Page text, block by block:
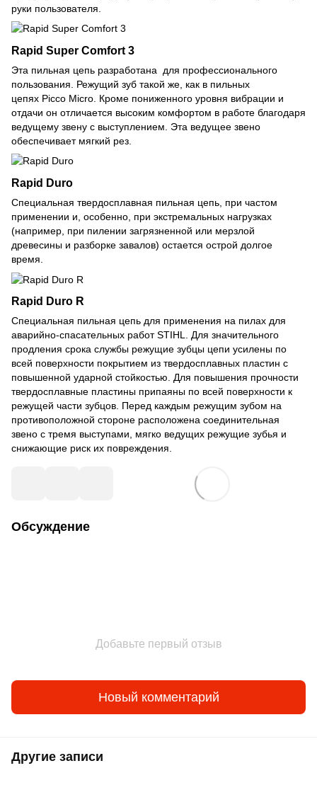
руки пользователя.
Rapid Super Comfort 3
Эта пильная цепь разработана для профессионального
пользования. Режущий зуб такой же, как в пильных
цепях Picco Micro. Кроме пониженного уровня вибрации и
отдачи он отличается высоким комфортом в работе благодаря
ведущему звену с выступлением. Эта ведущее звено
обеспечивает мягкий рез.
Rapid Duro
Специальная твердосплавная пильная цепь, при частом
применении и, особенно, при экстремальных нагрузках
(например, при пилении загрязненной или мерзлой
древесины и разборке завалов) остается острой долгое
время.
Rapid Duro R
Специальная пильная цепь для применения на пилах для
аварийно-спасательных работ STIHL. Для значительного
продления срока службы режущие зубцы цепи усилены по
всей поверхности покрытием из твердосплавных пластин с
повышенной ударной стойкостью. Для повышения прочности
твердосплавные пластины припаяны по всей поверхности к
режущей части зубцов. Перед каждым режущим зубом на
противоположной стороне расположена соединительная
звено с тремя выступами, мягко ведущих режущие зубья и
снижающие риск их повреждения.
Обсуждение
Добавьте первый отзыв
Новый комментарий
Другие записи